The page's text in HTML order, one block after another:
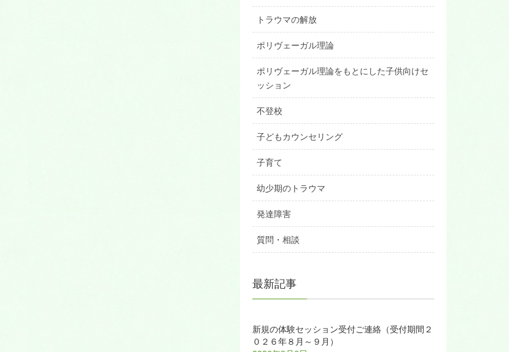
トラウマの解放
ポリヴェーガル理論
ポリヴェーガル理論をもとにした子供向けセ
ッション
不登校
子どもカウンセリング
子育て
幼少期のトラウマ
発達障害
質問・相談
最新記事
新規の体験セッション受付ご連絡（受付期間２
０２６年８月～９月）